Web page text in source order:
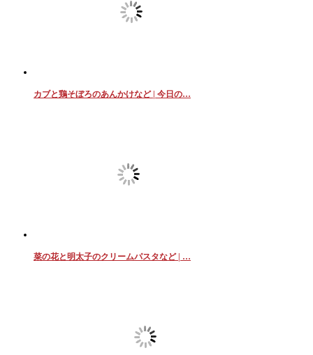
カブと鶏そぼろのあんかけなど | 今日の…
菜の花と明太子のクリームパスタなど | …